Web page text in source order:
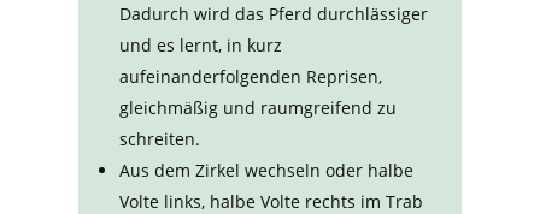
Dadurch wird das Pferd durchlässiger
und es lernt, in kurz
aufeinanderfolgenden Reprisen,
gleichmäßig und raumgreifend zu
schreiten.
Aus dem Zirkel wechseln oder halbe
Volte links, halbe Volte rechts im Trab